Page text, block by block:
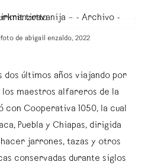
de abigail enzaldo, 2022
últimos años viajando por
maestros alfareros de la
Cooperativa 1050, la cual
Puebla y Chiapas, dirigida
jarrones, tazas y otros
conservadas durante siglos